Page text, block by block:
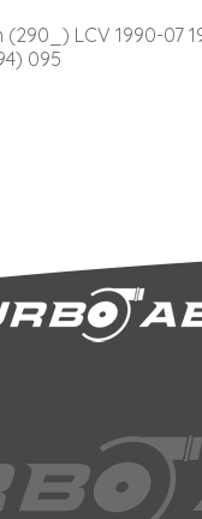
(290_) LCV 1990-07
095